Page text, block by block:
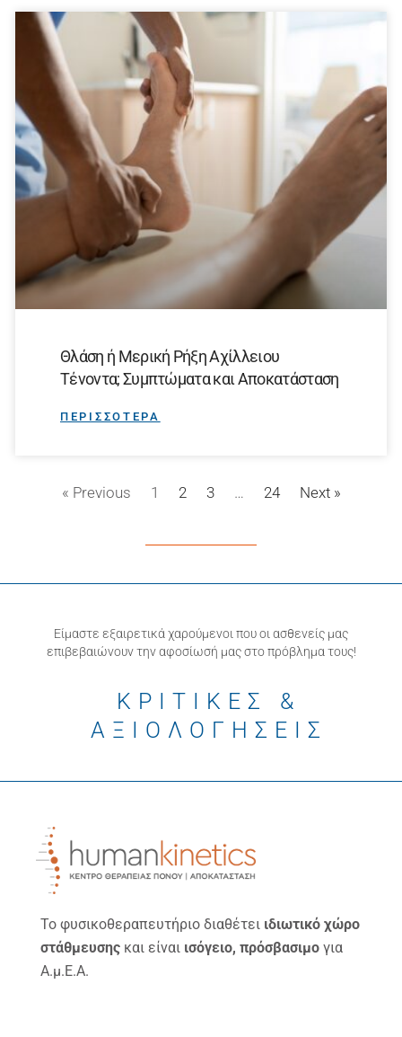
Θλάση ή Μερική Ρήξη Αχίλλειου
Τένοντα; Συμπτώματα και Αποκατάσταση
ΠΕΡΙΣΣΟΤΕΡΑ
« Previous 1 2 3 … 24 Next »
Είμαστε εξαιρετικά χαρούμενοι που οι ασθενείς μας
επιβεβαιώνουν την αφοσίωσή μας στο πρόβλημα τους!
ΚΡΙΤΙΚΕΣ &
ΑΞΙΟΛΟΓΗΣΕΙΣ
Το φυσικοθεραπευτήριο διαθέτει ιδιωτικό χώρο
στάθμευσης και είναι ισόγειο, πρόσβασιμο για
Α.μ.Ε.Α.